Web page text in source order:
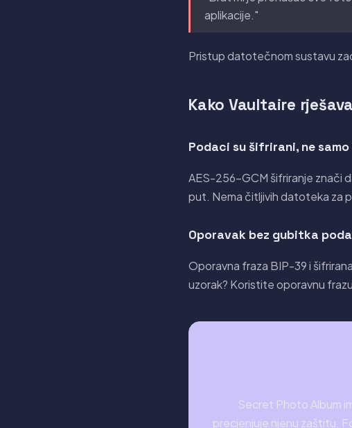
aplikacije."
Pristup datotečnom sustavu
Kako Vaultaire
Podaci su šifrirani, ne
AES-256-GCM šifriranje znači
put. Nema čitljivih datoteka za
Oporavak bez gubitka
Oporavna fraza BIP-39 i
uzorak? Koristite oporavnu
Secret Photo Album
precjenjuje njenu zaštitu.